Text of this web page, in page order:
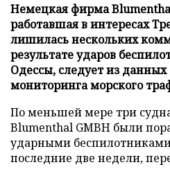
Немецкая фирма
работавшая в интересах
лишилась нескольких
результате ударов
Одессы, следует из
мониторинга морского
По меньшей мере три
Blumenthal GMBH были
ударными
последние две недели,